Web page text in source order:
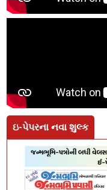
ઇ-પેપરના નવા શુલ્ક